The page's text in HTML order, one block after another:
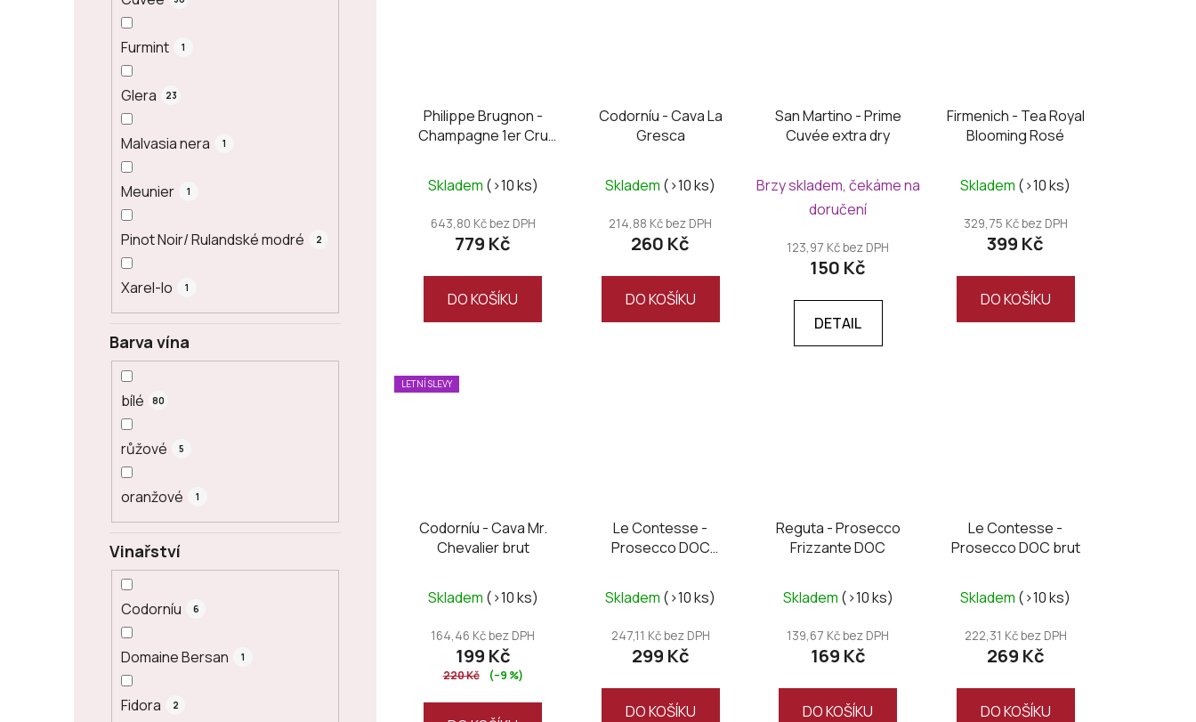
Furmint 1
Glera 23
Malvasia nera 1
Meunier 1
Pinot Noir/ Rulandské modré 2
Xarel-lo 1
Barva vína
bílé 80
růžové 5
oranžové 1
Vinařství
Codorníu 6
Domaine Bersan 1
Fidora 2
Philippe Brugnon -
Champagne 1er Cru
Skladem (>10 ks)
643,80 Kč bez DPH
779 Kč
DO KOŠÍKU
Codorníu - Cava La
Gresca
Skladem (>10 ks)
214,88 Kč bez DPH
260 Kč
DO KOŠÍKU
San Martino - Prime
Cuvée extra dry
Brzy skladem, čekáme na
doručení
123,97 Kč bez DPH
150 Kč
DETAIL
Firmenich - Tea Royal
Blooming Rosé
Skladem (>10 ks)
329,75 Kč bez DPH
399 Kč
DO KOŠÍKU
LETNÍ SLEVY
Codorníu - Cava Mr.
Chevalier brut
Skladem (>10 ks)
164,46 Kč bez DPH
199 Kč
220 Kč (–9 %)
Le Contesse -
Prosecco DOC
Skladem (>10 ks)
247,11 Kč bez DPH
299 Kč
DO KOŠÍKU
Reguta - Prosecco
Frizzante DOC
Skladem (>10 ks)
139,67 Kč bez DPH
169 Kč
DO KOŠÍKU
Le Contesse -
Prosecco DOC brut
Skladem (>10 ks)
222,31 Kč bez DPH
269 Kč
DO KOŠÍKU